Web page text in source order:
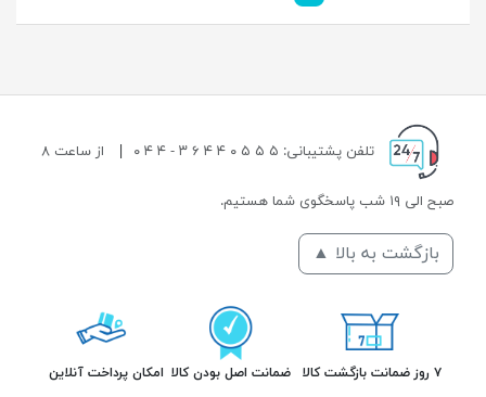
تلفن پشتیبانی: ۵ ۵ ۵ ۰ ۴ ۴ ۶ ۳ - ۴ ۴ ۰ | از ساعت ۸
صبح الی ۱۹ شب پاسخگوی شما هستیم.
بازگشت به بالا ▲
۷ روز ضمانت بازگشت کالا ضمانت اصل بودن کالا امکان پرداخت آنلاین